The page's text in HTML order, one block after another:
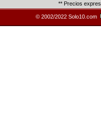
** Precios
© 2002/2022 Solo10.com